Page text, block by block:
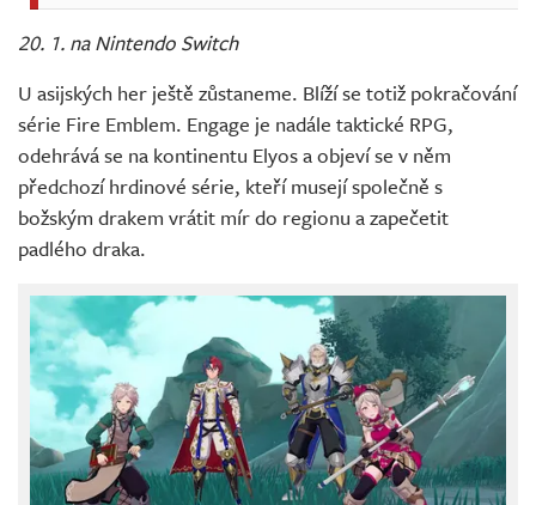
20. 1. na Nintendo Switch
U asijských her ještě zůstaneme. Blíží se totiž pokračování
série Fire Emblem. Engage je nadále taktické RPG,
odehrává se na kontinentu Elyos a objeví se v něm
předchozí hrdinové série, kteří musejí společně s
božským drakem vrátit mír do regionu a zapečetit
padlého draka.